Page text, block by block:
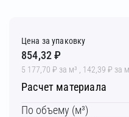
Цена за упаковку
854,32 ₽
5 177,70 ₽ за м³ , 142,39 ₽ за
Расчет материала
По объему (м³)